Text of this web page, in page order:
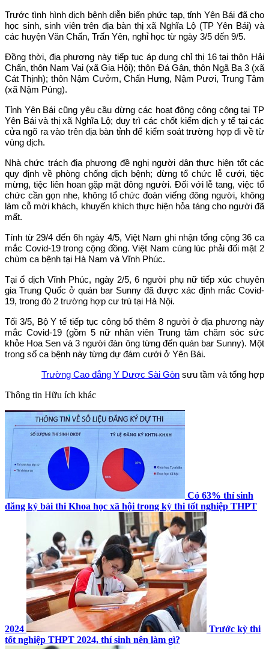
Trước tình hình dịch bệnh diễn biến phức tạp, tỉnh Yên Bái đã cho
học sinh, sinh viên trên địa bàn thị xã Nghĩa Lộ (TP Yên Bái) và
các huyện Văn Chấn, Trấn Yên, nghỉ học từ ngày 3/5 đến 9/5.
Đồng thời, địa phương này tiếp tục áp dụng chỉ thị 16 tại thôn Hải
Chấn, thôn Nam Vai (xã Gia Hội); thôn Đá Gân, thôn Ngã Ba 3 (xã
Cát Thịnh); thôn Nậm Cưởm, Chấn Hưng, Nậm Pươi, Trung Tâm
(xã Nậm Púng).
Tỉnh Yên Bái cũng yêu cầu dừng các hoạt động công cộng tại TP
Yên Bái và thị xã Nghĩa Lộ; duy trì các chốt kiểm dịch y tế tại các
cửa ngõ ra vào trên địa bàn tỉnh để kiểm soát trường hợp đi về từ
vùng dịch.
Nhà chức trách địa phương đề nghị người dân thực hiện tốt các
quy định về phòng chống dịch bệnh; dừng tổ chức lễ cưới, tiệc
mừng, tiệc liên hoan gặp mặt đông người. Đối với lễ tang, việc tổ
chức cần gọn nhe, không tổ chức đoàn viếng đông người, không
làm cỗ mời khách, khuyến khích thực hiện hỏa táng cho người đã
mất.
Tính từ 29/4 đến 6h ngày 4/5, Việt Nam ghi nhận tổng cộng 36 ca
mắc Covid-19 trong cộng đồng. Việt Nam cùng lúc phải đối mặt 2
chùm ca bệnh tại Hà Nam và Vĩnh Phúc.
Tại ổ dịch Vĩnh Phúc, ngày 2/5, 6 người phụ nữ tiếp xúc chuyên
gia Trung Quốc ở quán bar Sunny đã được xác định mắc Covid-
19, trong đó 2 trường hợp cư trú tại Hà Nội.
Tối 3/5, Bộ Y tế tiếp tục công bố thêm 8 người ở địa phương này
mắc Covid-19 (gồm 5 nữ nhân viên Trung tâm chăm sóc sức
khỏe Hoa Sen và 3 người đàn ông từng đến quán bar Sunny). Một
trong số ca bệnh này từng dự đám cưới ở Yên Bái.
Trường Cao đẳng Y Dược Sài Gòn sưu tầm và tổng hợp
Thông tin Hữu ích khác
Có 63% thí sinh
đăng ký bài thi Khoa học xã hội trong kỳ thi tốt nghiệp THPT
2024
Trước kỳ thi
tốt nghiệp THPT 2024, thí sinh nên làm gì?